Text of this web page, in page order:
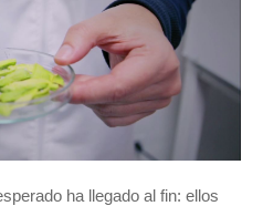
ha llegado al fin: ellos